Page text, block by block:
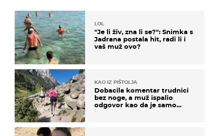
LOL
"Je li živ, zna li se?": Snimka s
Jadrana postala hit, radi li i
vaš muž ovo?
KAO IZ PIŠTOLJA
Dobacila komentar trudnici
bez noge, a muž ispalio
odgovor kao da je samo